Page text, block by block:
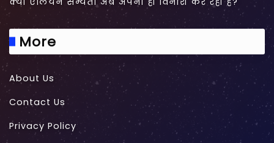
More
About Us
Contact Us
Privacy Policy